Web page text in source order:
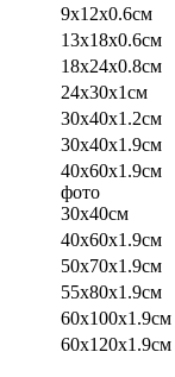
9х12х0.6см
13х18х0.6см
18х24х0.8см
24х30х1см
30х40х1.2см
30х40х1.9см
40х60х1.9см
фото
30х40см
40х60х1.9см
50х70х1.9см
55х80х1.9см
60х100х1.9см
60х120х1.9см